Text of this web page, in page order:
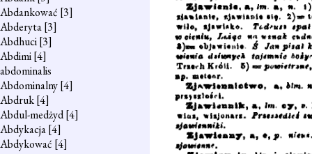
Abdankować [3]
Abderyta[3]
Abdhuci[3]
Abdimi[4]
abdominalis
Abdominalny[4]
Abdruk[4]
Abdul-medżyd[4]
Abdykacja[4]
Abdykować [4]